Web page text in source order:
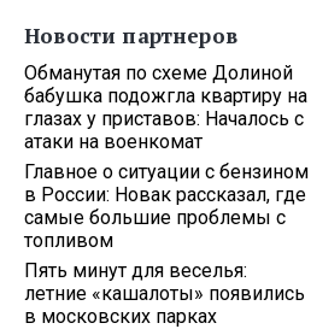
Новости партнеров
Обманутая по схеме Долиной
бабушка подожгла квартиру на
глазах у приставов: Началось с
атаки на военкомат
Главное о ситуации с бензином
в России: Новак рассказал, где
самые большие проблемы с
топливом
Пять минут для веселья:
летние «кашалоты» появились
в московских парках